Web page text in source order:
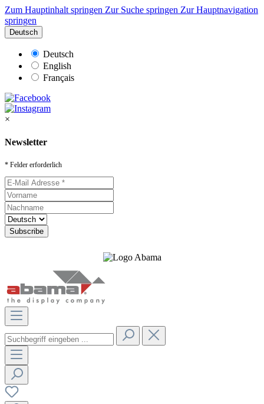
Zum Hauptinhalt springen Zur Suche springen Zur Hauptnavigation
springen
Deutsch
Deutsch
English
Français
×
Newsletter
* Felder erforderlich